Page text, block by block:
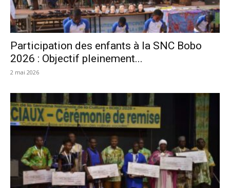
Participation des enfants à la SNC Bobo
2026 : Objectif pleinement...
2 mai 2026